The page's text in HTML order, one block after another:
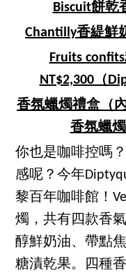
Biscuit餅乾
Chantilly香緹鮮
Fruits
NT$2,300（
香氛蠟燭禮盒（
香氛蠟
你也是咖啡控嗎
感呢？今年
黎百年咖啡館！
燭，共有四款香
醇鮮奶油、帶點
糖漬乾果。四種